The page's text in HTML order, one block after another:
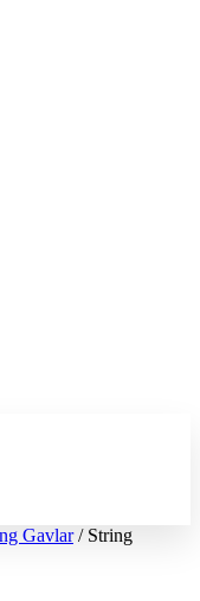
Gavlar/ String